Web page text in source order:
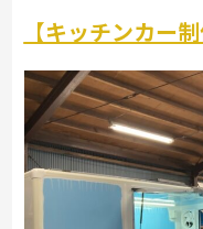
【キッチンカー